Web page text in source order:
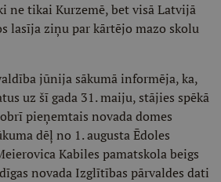
ne tikai Kurzemē, bet visā Latvijā
lasīja ziņu par kārtējo mazo skolu
jūnija sākumā informēja, ka,
uz šī gada 31. maiju, stājies spēkā
pieņemtais novada domes
dēļ no 1. augusta Ēdoles
Kabiles pamatskola beigs
novada Izglītības pārvaldes dati